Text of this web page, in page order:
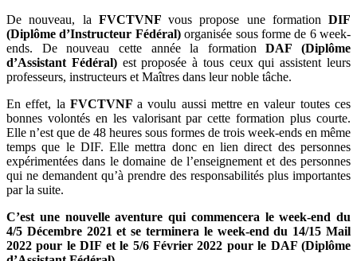
De nouveau, la FVCTVNF vous propose une formation DIF
(Diplôme d’Instructeur Fédéral)organisée sous forme de 6 week-
ends. De nouveau cette année la formationDAF (Diplôme
d’Assistant Fédéral)est proposée à tous ceux qui assistent leurs
professeurs, instructeurs et Maîtres dans leur noble tâche.
En effet, la FVCTVNFa voulu aussi mettre en valeur toutes ces
bonnes volontés en les valorisant par cette formation plus courte.
Elle n’est que de 48 heures sous formes de trois week-ends en même
temps que le DIF. Elle mettra donc en lien direct des personnes
expérimentées dans le domaine de l’enseignement et des personnes
qui ne demandent qu’à prendre des responsabilités plus importantes
par la suite.
C’est une nouvelle aventure qui commencera le week-end du
4/5 Décembre 2021 et se terminera le week-end du 14/15 Mail
2022 pour le DIF et le 5/6 Février 2022 pour le DAF (Diplôme